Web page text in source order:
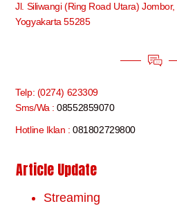
Jl. Siliwangi (Ring Road Utara)
Yogyakarta 55285
Telp: (0274) 623309
Sms/Wa :08552859070
Hotline Iklan :081802729800
Article Update
Streaming